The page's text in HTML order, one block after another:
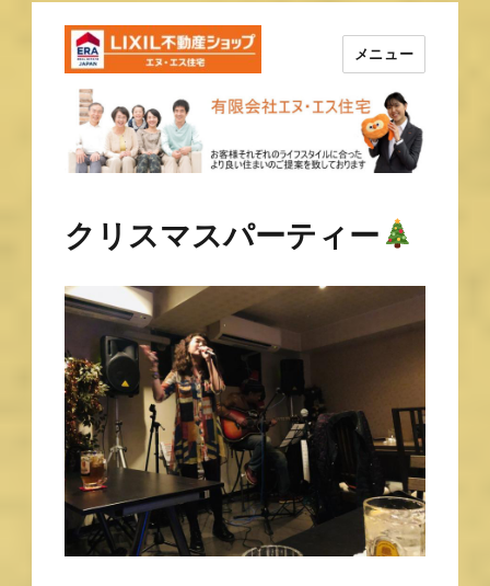
長崎の不動産はエヌ・エス住宅
で！！
メニュー
クリスマスパーティー